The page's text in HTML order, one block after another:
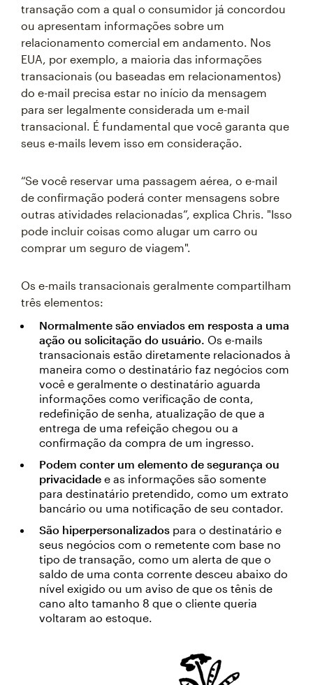
transação com a qual o consumidor já concordou
ou apresentam informações sobre um
relacionamento comercial em andamento. Nos
EUA, por exemplo, a maioria das informações
transacionais (ou baseadas em relacionamentos)
do e-mail precisa estar no início da mensagem
para ser legalmente considerada um e-mail
transacional. É fundamental que você garanta que
seus e-mails levem isso em consideração.
“Se você reservar uma passagem aérea, o e-mail
de confirmação poderá conter mensagens sobre
outras atividades relacionadas”, explica Chris. "Isso
pode incluir coisas como alugar um carro ou
comprar um seguro de viagem".
Os e-mails transacionais geralmente compartilham
três elementos:
Normalmente são enviados em resposta a uma
ação ou solicitação do usuário. Os e-mails
transacionais estão diretamente relacionados à
maneira como o destinatário faz negócios com
você e geralmente o destinatário aguarda
informações como verificação de conta,
redefinição de senha, atualização de que a
entrega de uma refeição chegou ou a
confirmação da compra de um ingresso.
Podem conter um elemento de segurança ou
privacidade e as informações são somente
para destinatário pretendido, como um extrato
bancário ou uma notificação de seu contador.
São hiperpersonalizados para o destinatário e
seus negócios com o remetente com base no
tipo de transação, como um alerta de que o
saldo de uma conta corrente desceu abaixo do
nível exigido ou um aviso de que os tênis de
cano alto tamanho 8 que o cliente queria
voltaram ao estoque.